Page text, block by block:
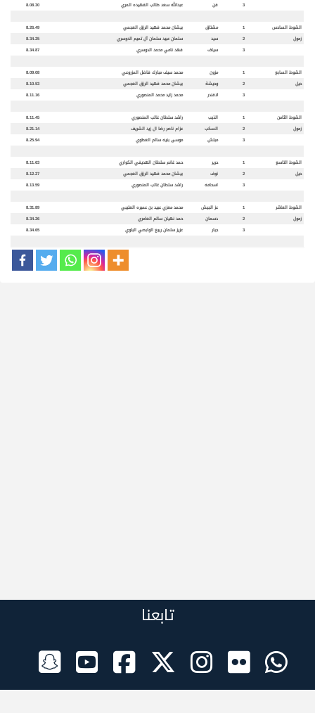
3
فن عبدالله سعد طالب الفهيده المري 8.08.30
الشوط السادس 1 مشتاق بيشان محمد فهيد الرزق العجمي
8.26.49
زمول
2 سيد سلمان عبيد سلمان آل تميم الدوسري
8.34.25
3
سياف فهد نامي محمد الدوسري 8.34.87
الشوط السابع 1 مزون محمد سيف مبارك فاضل المزروعي
8.09.08
حيل
2 وحيشة بيشان محمد فهيد الرزق العجمي
8.10.53
3
لافندر محمد زايد محمد المنصوري 8.11.16
الشوط الثامن 1 الذيب راشد سلطان غالب المنصوري
8.11.45
زمول
2 السكب عزام ناصر رضا ال زيد الشريف
8.21.14
3
مبلش موسى بنيه سالم العطوي 8.25.94
الشوط التاسع 1 حرير حمد غانم سلطان الهديفي الكواري
8.11.63
حيل
2 نوف بيشان محمد فهيد الرزق العجمي
8.12.27
3
اسحامه راشد سلطان غالب المنصوري 8.13.59
الشوط العاشر 1 عز الجيش محمد معزي عبيد بن عميره العتيبي
8.31.89
زمول
2 دسمان حمد نهيان سالم العامري
8.34.26
3
جبار عزيز سلمان ربيع الوابصي البلوي 8.34.65
تابعنا